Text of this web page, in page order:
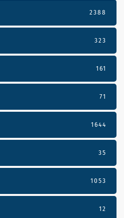
2388
323
161
71
1644
35
1053
12